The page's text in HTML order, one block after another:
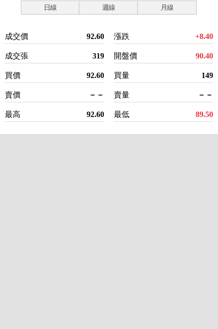
日線 週線 月線
成交價 92.60
成交張 319
買價 92.60
賣價 －－
最高 92.60
漲跌 +8.40
開盤價 90.40
買量 149
賣量 －－
最低 89.50